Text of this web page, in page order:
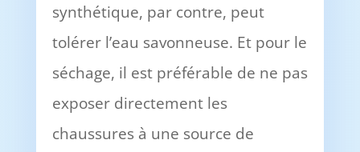
synthétique, par contre, peut
tolérer l’eau savonneuse. Et pour le
séchage, il est préférable de ne pas
exposer directement les
chaussures à une source de